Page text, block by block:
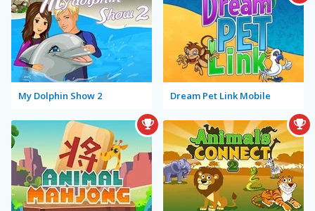
My Dolphin Show 2 Dream Pet Link Mobile